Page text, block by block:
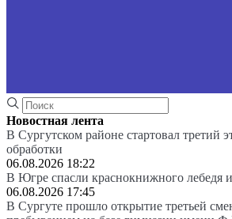
Новостная лента
В Сургутском районе стартовал третий
обработки
06.08.2026 18:22
В Югре спасли краснокнижного лебедя
06.08.2026 17:45
В Сургуте прошло открытие третьей